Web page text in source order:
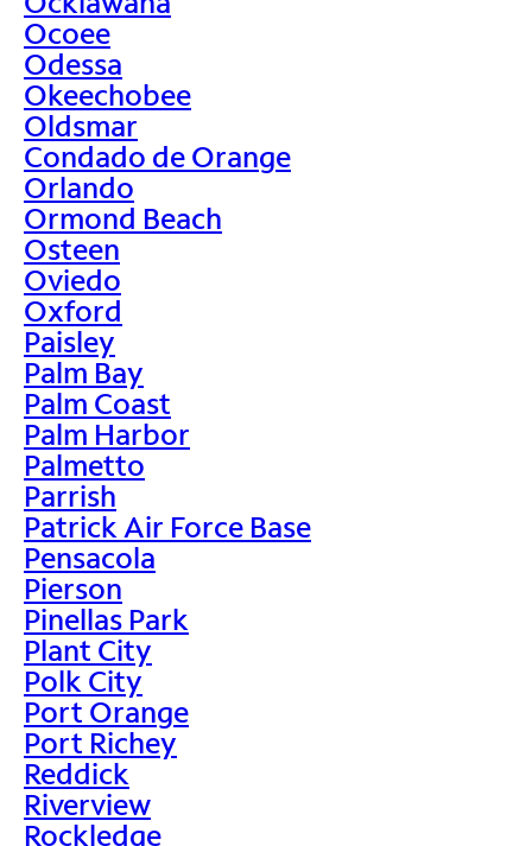
Ocoee
Odessa
Okeechobee
Oldsmar
Condado de Orange
Orlando
Ormond Beach
Osteen
Oviedo
Oxford
Paisley
Palm Bay
Palm Coast
Palm Harbor
Palmetto
Parrish
Patrick Air Force Base
Pensacola
Pierson
Pinellas Park
Plant City
Polk City
Port Orange
Port Richey
Reddick
Riverview
Rockledge